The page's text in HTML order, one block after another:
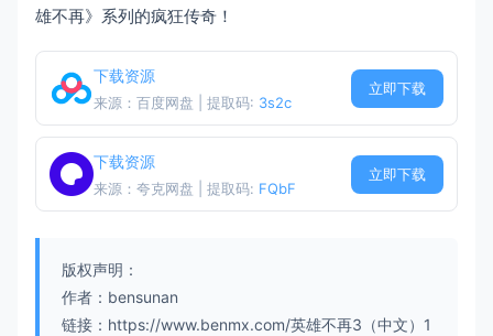
雄不再》系列的疯狂传奇！
下载资源
来源：百度网盘 | 提取码: 3s2c
立即下载
下载资源
来源：夸克网盘 | 提取码: FQbF
立即下载
版权声明：
作者：bensunan
链接：https://www.benmx.com/英雄不再3（中文）1